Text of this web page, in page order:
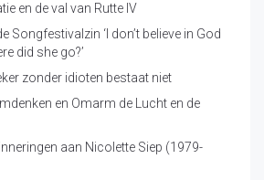
en de val van Rutte IV
Songfestivalzin ‘I don’t believe in God
did she go?’
zonder idioten bestaat niet
en Omarm de Lucht en de
aan Nicolette Siep (1979-